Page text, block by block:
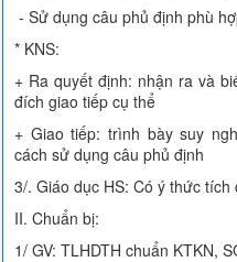
- Sử dụng câu phủ định phù
* KNS:
+ Ra quyết định: nhận ra và
đích giao tiếp cụ thể
+ Giao tiếp: trình bày suy
cách sử dụng câu phủ định
3/. Giáo dục HS: Có ý thức tích
II. Chuẩn bị:
1/ GV: TLHDTH chuẩn KTKN,